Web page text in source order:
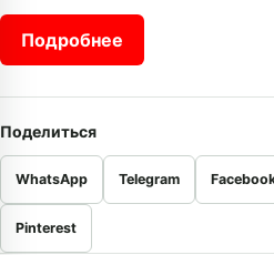
Подробнее
Поделиться
WhatsApp Telegram
Pinterest